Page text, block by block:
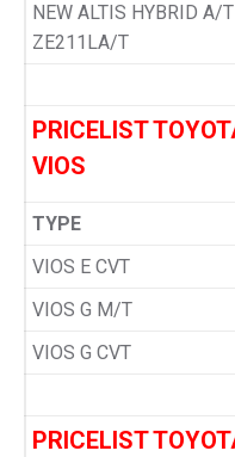
NEW ALTIS HYBRID A/T
ZE211LA/T
PRICELIST
VIOS
TYPE
VIOS E CVT
VIOS G M/T
VIOS G CVT
PRICELIST